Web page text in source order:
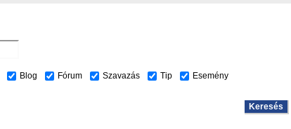
Blog Fórum Szavazás Tip Esemény